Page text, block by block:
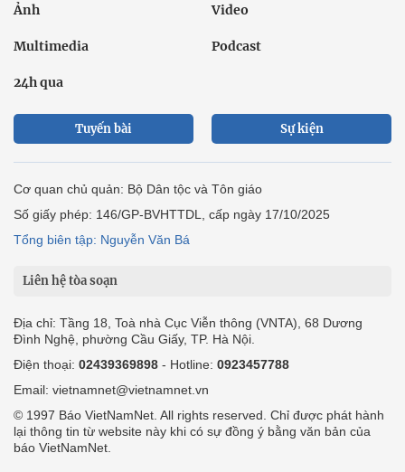
Ảnh Video
Multimedia Podcast
24h qua
Tuyến bài Sự kiện
Cơ quan chủ quản: Bộ Dân tộc và Tôn giáo
Số giấy phép: 146/GP-BVHTTDL, cấp ngày 17/10/2025
Tổng biên tập: Nguyễn Văn Bá
Liên hệ tòa soạn
Địa chỉ: Tầng 18, Toà nhà Cục Viễn thông (VNTA), 68 Dương
Đình Nghệ, phường Cầu Giấy, TP. Hà Nội.
Điện thoại: 02439369898 - Hotline: 0923457788
Email: vietnamnet@vietnamnet.vn
© 1997 Báo VietNamNet. All rights reserved. Chỉ được phát hành
lại thông tin từ website này khi có sự đồng ý bằng văn bản của
báo VietNamNet.